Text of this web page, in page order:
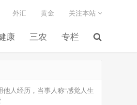
康 三农 专栏
外汇 黄金 关注本站
人经历，当事人称“感觉人生